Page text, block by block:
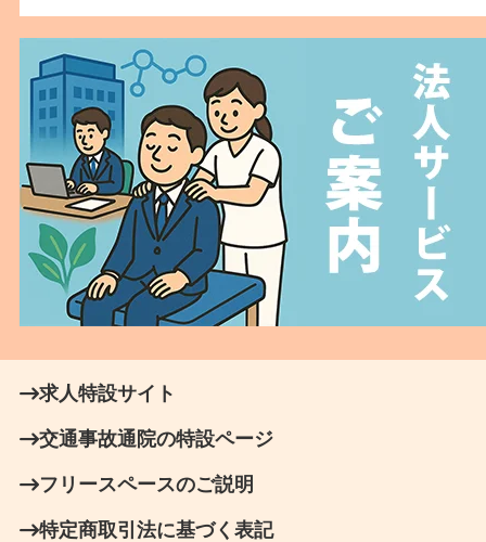
求人特設サイト
交通事故通院の特設ページ
フリースペースのご説明
特定商取引法に基づく表記